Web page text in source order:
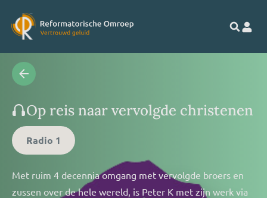
Op reis naar vervolgde christenen
Radio 1
Met ruim 4 decennia omgang met vervolgde broers en
zussen over de hele wereld, is Peter K met zijn werk via